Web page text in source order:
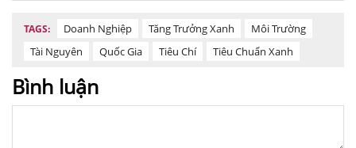
TAGS: Doanh Nghiệp Tăng Trưởng Xanh
Môi Trường
Tài Nguyên
Quốc Gia Tiêu Chí Tiêu Chuẩn Xanh
Bình luận